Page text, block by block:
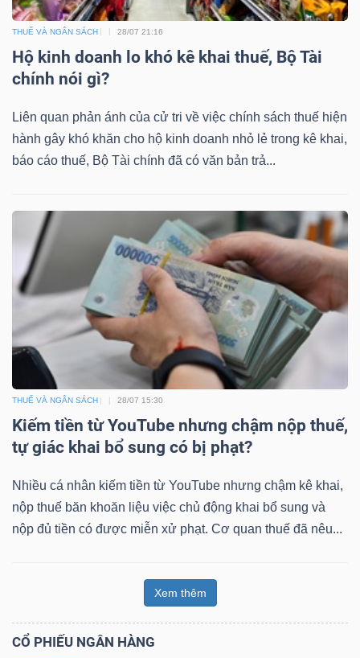
THUẾ VÀ NGÂN SÁCH 28/07 21:16
Hộ kinh doanh lo khó kê khai thuế, Bộ Tài
chính nói gì?
Liên quan phản ánh của cử tri về việc chính sách thuế hiện
hành gây khó khăn cho hộ kinh doanh nhỏ lẻ trong kê khai,
báo cáo thuế, Bộ Tài chính đã có văn bản trả...
THUẾ VÀ NGÂN SÁCH 28/07 15:30
Kiếm tiền từ YouTube nhưng chậm nộp thuế,
tự giác khai bổ sung có bị phạt?
Nhiều cá nhân kiếm tiền từ YouTube nhưng chậm kê khai,
nộp thuế băn khoăn liệu việc chủ động khai bổ sung và
nộp đủ tiền có được miễn xử phạt. Cơ quan thuế đã nêu...
Xem thêm
CỔ PHIẾU NGÂN HÀNG